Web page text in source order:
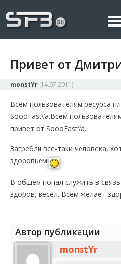
Буксы,
криптовалюта
криптовалюта и майнинг,
Привет от
monstYr (14.07.2011)
Всем пользователям ресурса
SoooFast\’a.Всем
привет от SoooFast\’a.
Загребли все-таки человека,
здоровьем
В общем попал служить в
здоров, весел. Всем желает
Автор публикации
monstYr